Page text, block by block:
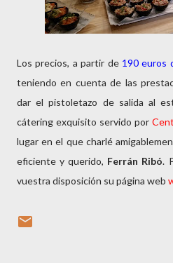
Los precios, a partir de 190 euros
teniendo en cuenta de las
dar el pistoletazo de salida al
cátering exquisito servido por
lugar en el que charlé
eficiente y querido, Ferrán Ribó.
vuestra disposición su página web